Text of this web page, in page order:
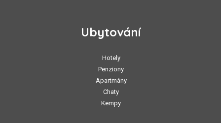
Ubytování
Hotely
Penziony
Apartmány
Chaty
Kempy